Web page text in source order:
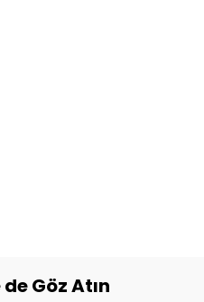
Göz Atın